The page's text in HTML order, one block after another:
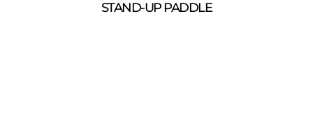
STAND-UP PADDLE